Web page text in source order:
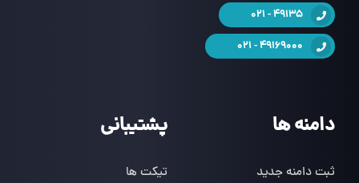
49135 - 021
49169000 - 021
دامنه ها
ثبت دامنه جدید
پشتیبانی
تیکت ها